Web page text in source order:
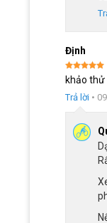
Phuộc lò
Phuộc xe
đó là sự kết
được ưa
Định
Được xếp
hạng5 5
sao
khảo thử
Trả lời •